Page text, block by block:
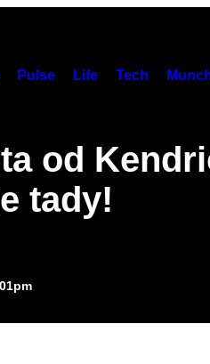
Pulse Life Tech
od
tady!